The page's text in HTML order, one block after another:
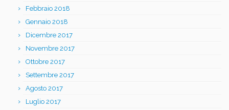
Febbraio 2018
Gennaio 2018
Dicembre 2017
Novembre 2017
Ottobre 2017
Settembre 2017
Agosto 2017
Luglio 2017